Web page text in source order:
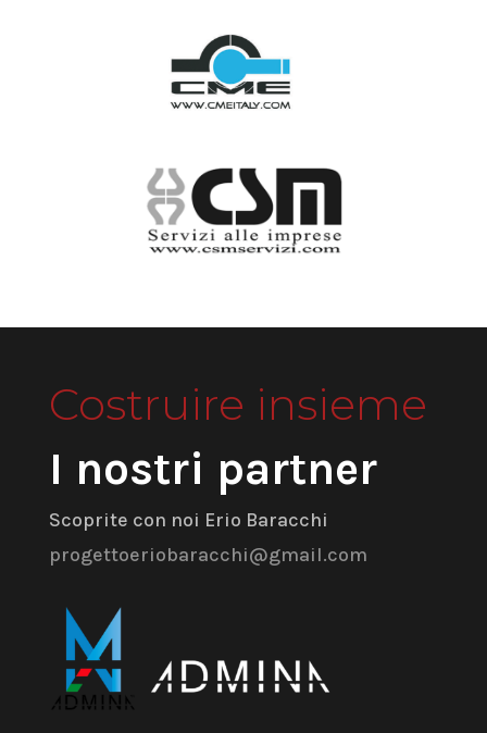
Costruire insieme
I nostri partner
Scoprite con noi Erio Baracchi
progettoeriobaracchi@gmail.com